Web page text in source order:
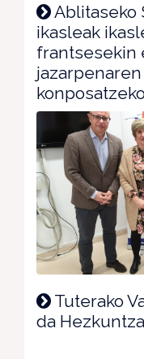
Ablitaseko
ikasleak
frantsesekin
jazarpenaren
Tuterako
da